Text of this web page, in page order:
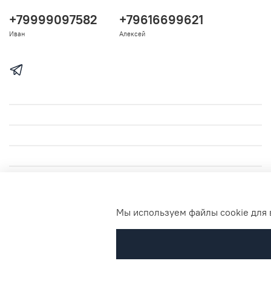
+79999097582
Иван
+79616699621
Алексей
© 2023-2026 Любое использование контента без письменного
Мы используем файлы cookie для